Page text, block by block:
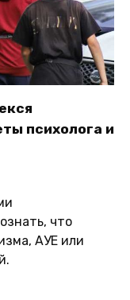
психолога и
что
АУЕ или